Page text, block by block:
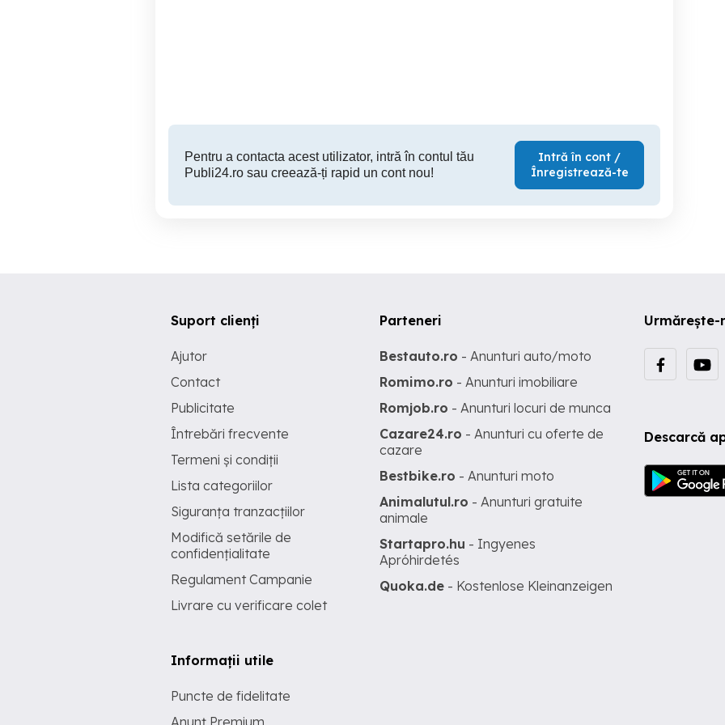
Pentru a contacta acest utilizator, intră în contul tău
Publi24.ro sau creează-ți rapid un cont nou!
Intră în cont /
Înregistrează-te
Urmărește-
Descarcă
Suport clienți
Ajutor
Contact
Publicitate
Întrebări frecvente
Termeni și condiții
Lista categoriilor
Siguranța tranzacțiilor
Modifică setările de
confidențialitate
Regulament Campanie
Livrare cu verificare colet
Informații utile
Puncte de fidelitate
Anunț Premium
Parteneri
Bestauto.ro - Anunturi auto/moto
Romimo.ro - Anunturi imobiliare
Romjob.ro - Anunturi locuri de munca
Cazare24.ro - Anunturi cu oferte de
cazare
Bestbike.ro - Anunturi moto
Animalutul.ro - Anunturi gratuite
animale
Startapro.hu - Ingyenes
Apróhirdetés
Quoka.de - Kostenlose Kleinanzeigen